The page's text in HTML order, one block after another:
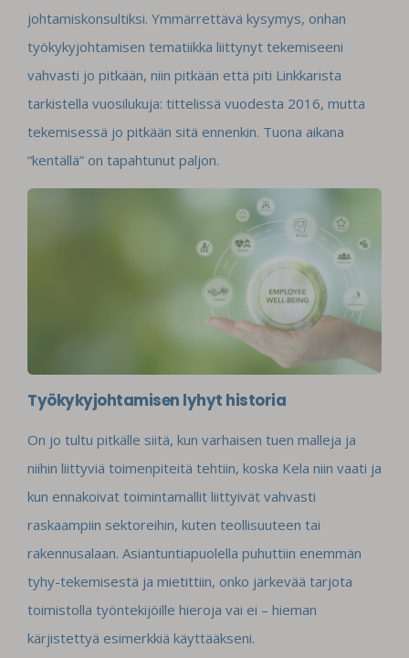
johtamiskonsultiksi. Ymmärrettävä kysymys, onhan
työkykyjohtamisen tematiikka liittynyt tekemiseeni
vahvasti jo pitkään, niin pitkään että piti Linkkarista
tarkistella vuosilukuja: tittelissä vuodesta 2016, mutta
tekemisessä jo pitkään sitä ennenkin. Tuona aikana
“kentällä” on tapahtunut paljon.
Työkykyjohtamisen lyhyt historia
On jo tultu pitkälle siitä, kun varhaisen tuen malleja ja
niihin liittyviä toimenpiteitä tehtiin, koska Kela niin vaati ja
kun ennakoivat toimintamallit liittyivät vahvasti
raskaampiin sektoreihin, kuten teollisuuteen tai
rakennusalaan. Asiantuntiapuolella puhuttiin enemmän
tyhy-tekemisestä ja mietittiin, onko järkevää tarjota
toimistolla työntekijöille hieroja vai ei – hieman
kärjistettyä esimerkkiä käyttääkseni.